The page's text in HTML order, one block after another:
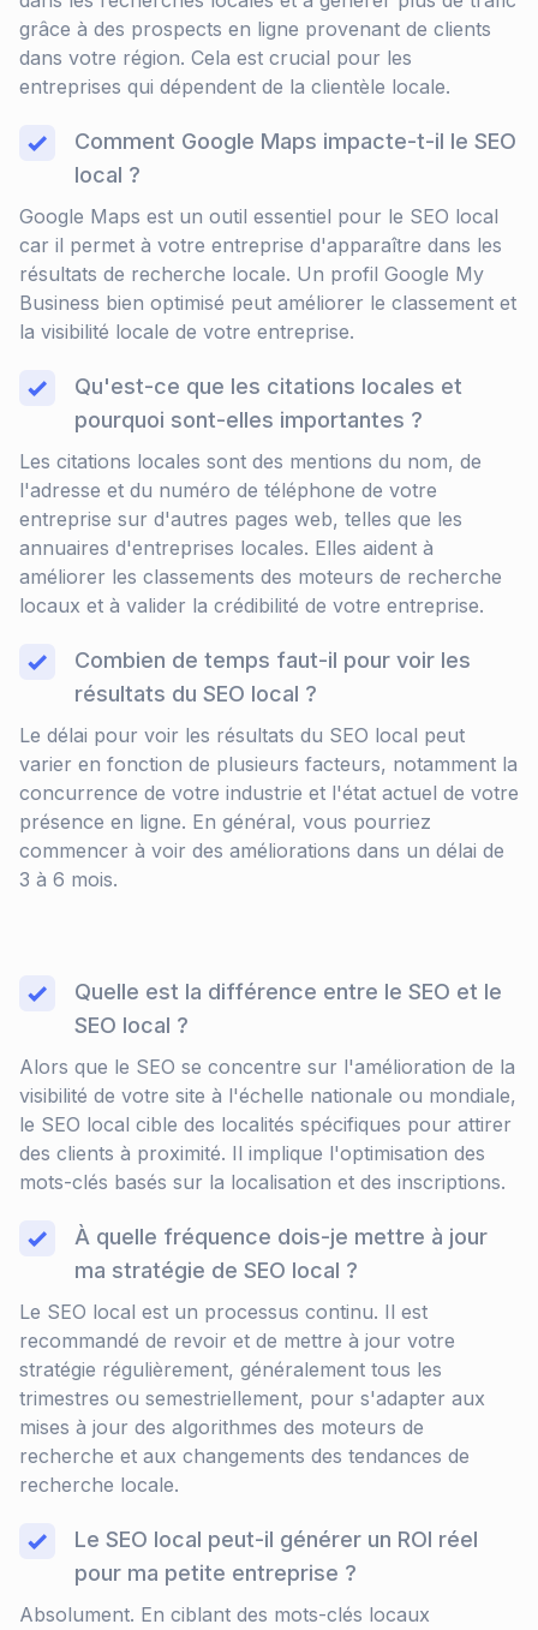
grâce à des prospects en ligne provenant de clients
dans votre région. Cela est crucial pour les
entreprises qui dépendent de la clientèle locale.
Comment Google Maps impacte-t-il le SEO
local ?
Google Maps est un outil essentiel pour le SEO local
car il permet à votre entreprise d'apparaître dans les
résultats de recherche locale. Un profil Google My
Business bien optimisé peut améliorer le classement et
la visibilité locale de votre entreprise.
Qu'est-ce que les citations locales et
pourquoi sont-elles importantes ?
Les citations locales sont des mentions du nom, de
l'adresse et du numéro de téléphone de votre
entreprise sur d'autres pages web, telles que les
annuaires d'entreprises locales. Elles aident à
améliorer les classements des moteurs de recherche
locaux et à valider la crédibilité de votre entreprise.
Combien de temps faut-il pour voir les
résultats du SEO local ?
Le délai pour voir les résultats du SEO local peut
varier en fonction de plusieurs facteurs, notamment la
concurrence de votre industrie et l'état actuel de votre
présence en ligne. En général, vous pourriez
commencer à voir des améliorations dans un délai de
3 à 6 mois.
Quelle est la différence entre le SEO et le
SEO local ?
Alors que le SEO se concentre sur l'amélioration de la
visibilité de votre site à l'échelle nationale ou mondiale,
le SEO local cible des localités spécifiques pour attirer
des clients à proximité. Il implique l'optimisation des
mots-clés basés sur la localisation et des inscriptions.
À quelle fréquence dois-je mettre à jour
ma stratégie de SEO local ?
Le SEO local est un processus continu. Il est
recommandé de revoir et de mettre à jour votre
stratégie régulièrement, généralement tous les
trimestres ou semestriellement, pour s'adapter aux
mises à jour des algorithmes des moteurs de
recherche et aux changements des tendances de
recherche locale.
Le SEO local peut-il générer un ROI réel
pour ma petite entreprise ?
Absolument. En ciblant des mots-clés locaux